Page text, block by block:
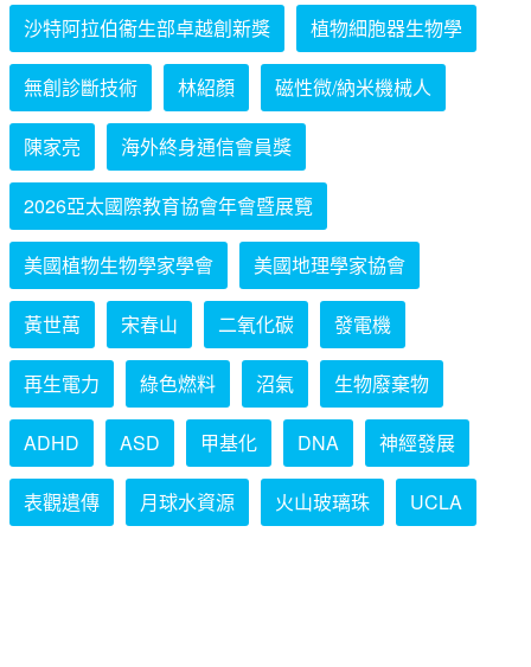
沙特阿拉伯衞生部卓越創新獎 植物細胞器生物學
無創診斷技術 林紹顏 磁性微/納米機械人
陳家亮 海外終身通信會員獎
2026亞太國際教育協會年會暨展覽
美國植物生物學家學會 美國地理學家協會
黃世萬 宋春山 二氧化碳 發電機
再生電力 綠色燃料 沼氣 生物廢棄物
ADHD ASD 甲基化 DNA 神經發展
表觀遺傳 月球水資源 火山玻璃珠 UCLA